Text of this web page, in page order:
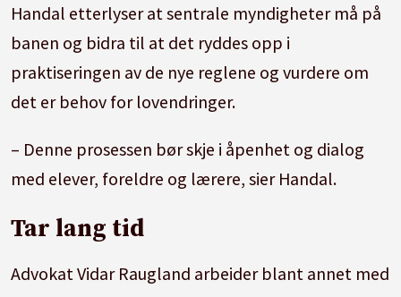
Handal etterlyser at sentrale myndigheter må på
banen og bidra til at det ryddes opp i
praktiseringen av de nye reglene og vurdere om
det er behov for lovendringer.
– Denne prosessen bør skje i åpenhet og dialog
med elever, foreldre og lærere, sier Handal.
Tar lang tid
Advokat Vidar Raugland arbeider blant annet med